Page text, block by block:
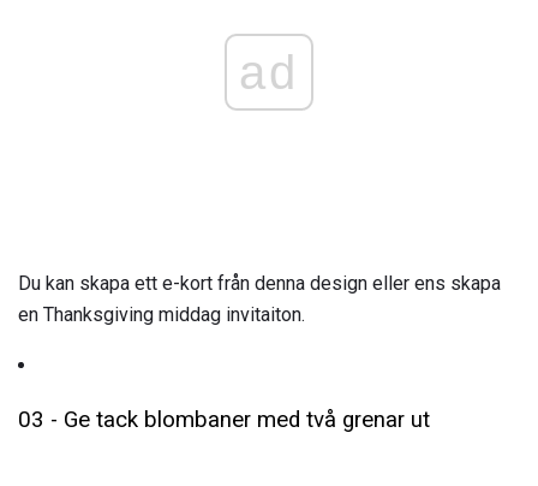
ad
Du kan skapa ett e-kort från denna design eller ens skapa
en Thanksgiving middag invitaiton.
03 - Ge tack blombaner med två grenar ut